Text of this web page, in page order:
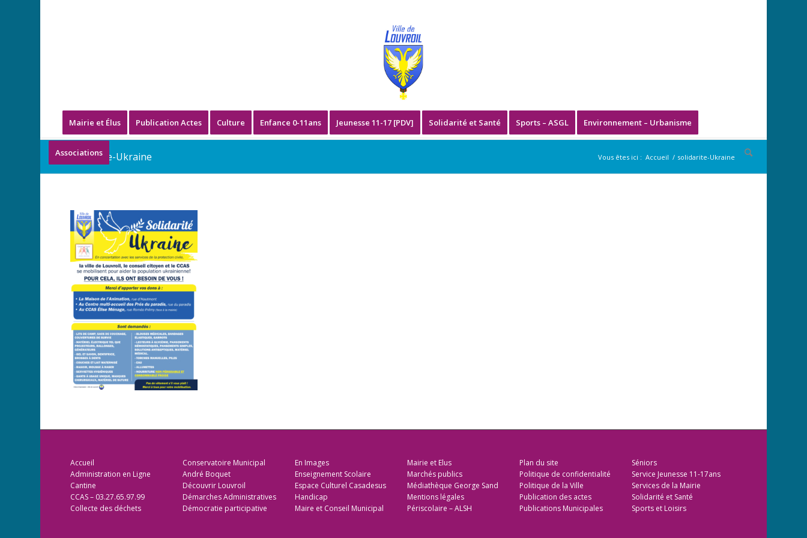
Mairie et Élus Publication Actes Culture Enfance 0-11ans Jeunesse 11-17 [PDV] Solidarité et Santé Sports – ASGL Environnement – Urbanisme
Associations
solidarite-Ukraine Vous êtes ici : Accueil / solidarite-Ukraine
Accueil
Administration en Ligne
Cantine
CCAS – 03.27.65.97.99
Collecte des déchets
Conservatoire Municipal
André Boquet
Découvrir Louvroil
Démarches Administratives
Démocratie participative
En Images
Enseignement Scolaire
Espace Culturel Casadesus
Handicap
Maire et Conseil Municipal
Mairie et Elus
Marchés publics
Médiathèque George Sand
Mentions légales
Périscolaire – ALSH
Plan du site
Politique de confidentialité
Politique de la Ville
Publication des actes
Publications Municipales
Séniors
Service Jeunesse 11-17ans
Services de la Mairie
Solidarité et Santé
Sports et Loisirs